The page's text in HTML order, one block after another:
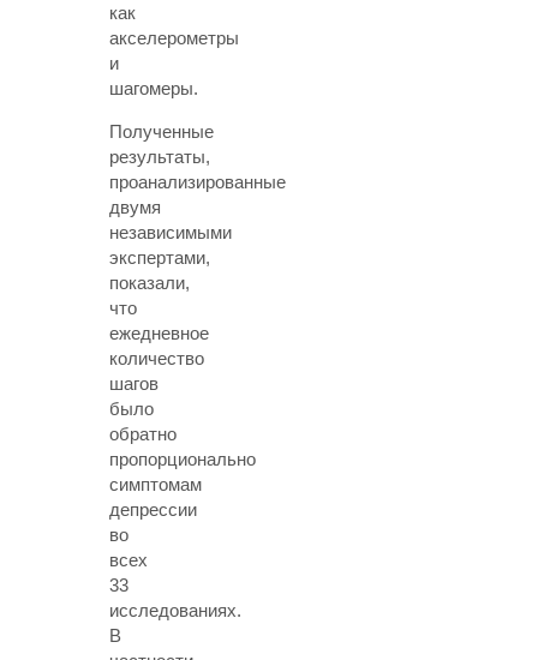
как
акселерометры
и
шагомеры.
Полученные
результаты,
проанализированные
двумя
независимыми
экспертами,
показали,
что
ежедневное
количество
шагов
было
обратно
пропорционально
симптомам
депрессии
во
всех
33
исследованиях.
В